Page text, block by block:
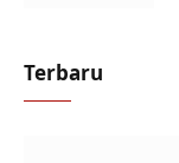
Terbaru